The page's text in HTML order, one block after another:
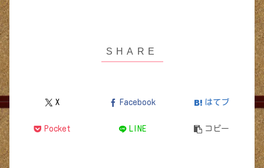
X Facebook はてブ
Pocket LINE コピー